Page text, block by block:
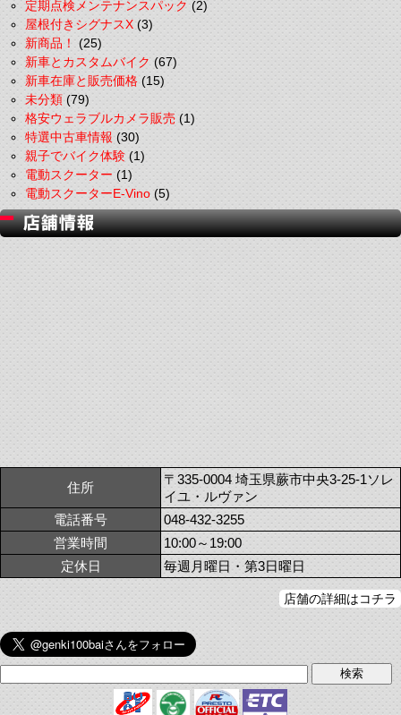
定期点検メンテナンスパック(2)
屋根付きシグナスX(3)
新商品！(25)
新車とカスタムバイク(67)
新車在庫と販売価格(15)
未分類(79)
格安ウェラブルカメラ販売(1)
特選中古車情報(30)
親子でバイク体験(1)
電動スクーター(1)
電動スクーターE-Vino(5)
住所
〒335-0004 埼玉県蕨市中央3-25-1ソレ
イユ・ルヴァン
電話番号
048-432-3255
営業時間
10:00～19:00
定休日
毎週月曜日・第3日曜日
店舗の詳細はコチラ